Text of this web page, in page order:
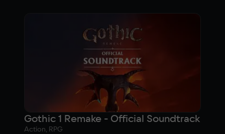
Gothic 1 Remake - Official Soundtrack
Action, RPG